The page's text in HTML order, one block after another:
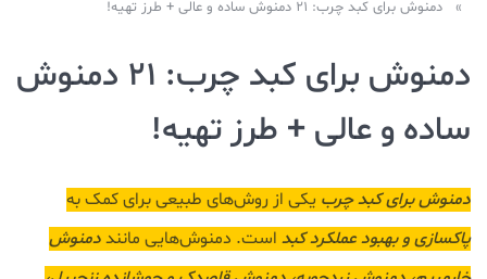
» دمنوش برای کبد چرب: 21 دمنوش ساده و عالی + طرز تهیه!
دمنوش برای کبد چرب: 21 دمنوش
ساده و عالی + طرز تهیه!
دمنوش برای کبد چرب یکی از روش‌های طبیعی برای کمک به
پاکسازی و بهبود عملکرد کبد است. دمنوش‌هایی ماننددمنوش